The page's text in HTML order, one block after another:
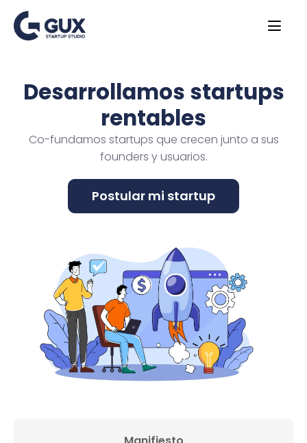
Desarrollamos startups
rentables
Co-fundamos startups que crecen junto a sus
founders y usuarios.